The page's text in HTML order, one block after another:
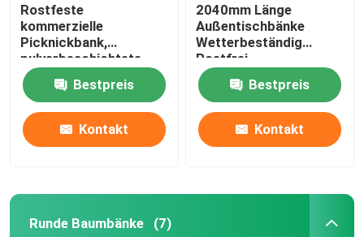
Rostfeste
kommerzielle
Picknickbank,
pulverbeschichtete
Metall-Außentisch und
-Sessel Bestpreis
Kontakt
2040mm Länge
Außentischbänke
Wetterbeständig
Rostfrei
Bestpreis
Kontakt
Runde Baumbänke (7)